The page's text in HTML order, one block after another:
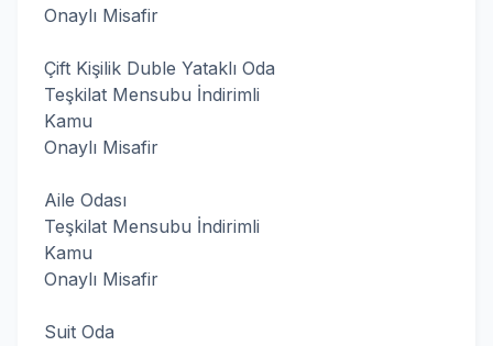
Onaylı Misafir
Çift Kişilik Duble Yataklı Oda
Teşkilat Mensubu İndirimli
Kamu
Onaylı Misafir
Aile Odası
Teşkilat Mensubu İndirimli
Kamu
Onaylı Misafir
Suit Oda